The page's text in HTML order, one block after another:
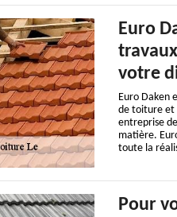
Euro
votre
Euro Daken
de toiture et
entreprise
matière.
toute la
Pour